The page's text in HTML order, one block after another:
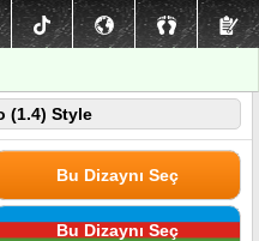
(1.4) Style
Bu Dizaynı Seç
Bu Dizaynı Seç